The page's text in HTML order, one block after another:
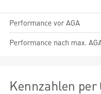
Performance vor AGA
Performance nach max.
Kennzahlen per